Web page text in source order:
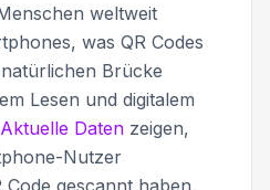
weltweit
was QR Codes
Brücke
Lesen und digitalem
Aktuelle Daten zeigen,
Nutzer
gescannt haben,